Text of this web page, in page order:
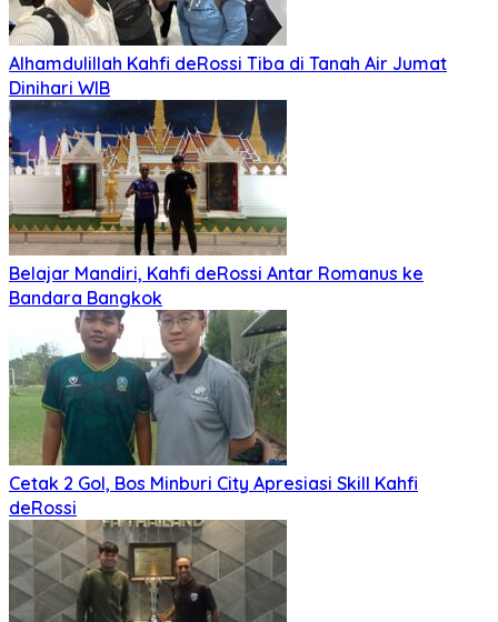
Alhamdulillah Kahfi deRossi Tiba di Tanah Air Jumat
Dinihari WIB
Belajar Mandiri, Kahfi deRossi Antar Romanus ke
Bandara Bangkok
Cetak 2 Gol, Bos Minburi City Apresiasi Skill Kahfi
deRossi